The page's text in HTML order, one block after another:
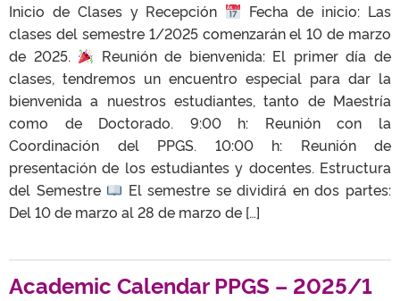
Inicio de Clases y Recepción
Fecha de inicio: Las
clases del semestre 1/2025 comenzarán el 10 de marzo
de 2025.
Reunión de bienvenida: El primer día de
clases, tendremos un encuentro especial para dar la
bienvenida a nuestros estudiantes, tanto de Maestría
como de Doctorado. 9:00 h: Reunión con la
Coordinación del PPGS. 10:00 h: Reunión de
presentación de los estudiantes y docentes. Estructura
del Semestre
El semestre se dividirá en dos partes:
Del 10 de marzo al 28 de marzo de […]
Academic Calendar PPGS – 2025/1